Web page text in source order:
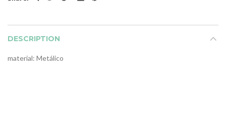
DESCRIPTION
material: Metálico